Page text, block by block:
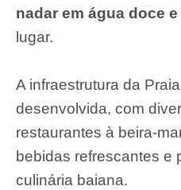
nadar em água doce
lugar.
A infraestrutura da
desenvolvida, com
restaurantes à beira-
bebidas refrescantes e
culinária baiana.